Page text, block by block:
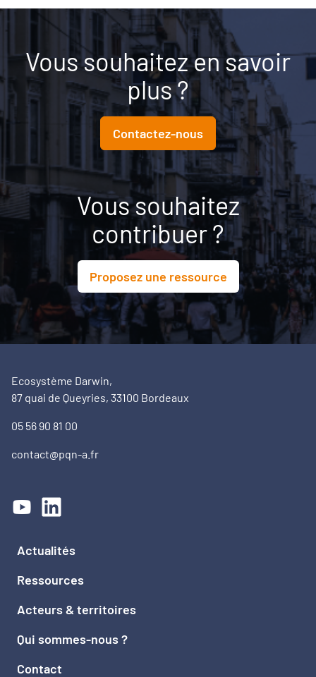
Vous souhaitez en savoir
plus ?
Contactez-nous
Vous souhaitez
contribuer ?
Proposez une ressource
Ecosystème Darwin,
87 quai de Queyries, 33100 Bordeaux
05 56 90 81 00
contact@pqn-a.fr
Actualités
Ressources
Acteurs & territoires
Qui sommes-nous ?
Contact